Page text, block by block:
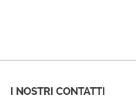
I NOSTRI CONTATTI